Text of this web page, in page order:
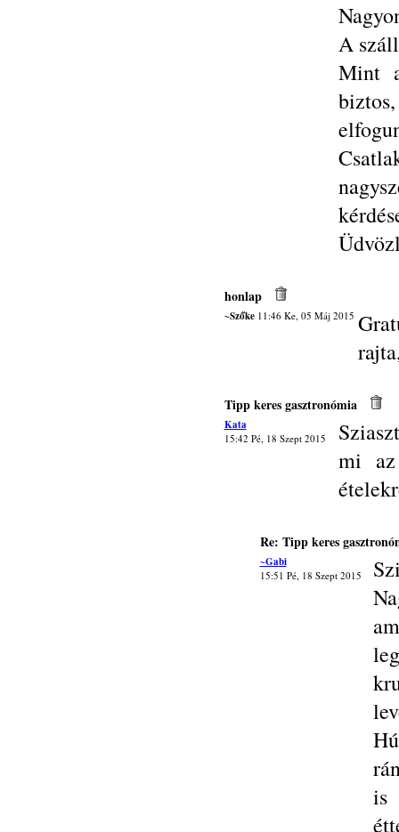
A
Mint
honlap
~Szőke11:46 Ke, 05 Máj 2015
Tipp keres gasztronómia
Kata
15:42 Pé, 18 Szept 2015
mi
Re: Tipp keres
~Gabi
15:51 Pé, 18 Szept 2015
is